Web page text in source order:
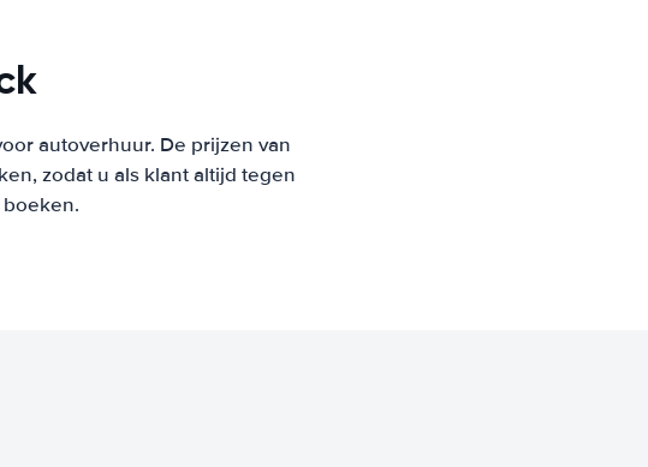
autoverhuur. De prijzen van
zodat u als klant altijd tegen